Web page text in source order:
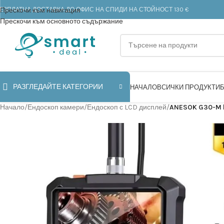
Прескочи към навигация
Прескочи към основното съдържание
ДОСТАВКА ДО ОФИС НА СПИДИ НА СТОЙНОСТ 130 €
РАЗГЛЕДАЙТЕ КАТЕГОРИИ НАЧАЛОВСИЧКИ ПРОДУКТИ
Начало/Ендоскоп камери/Ендоскоп с LCD дисплей/ANESOK G30-